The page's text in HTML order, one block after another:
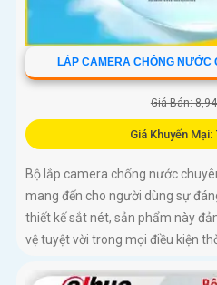
LẮP CAMERA CHÔNG NƯỚC
Giá Bán:
Giá Khuyến Mại:
Bộ lắp camera chống nước
mang đến cho người dùng sự
thiết kế sắt nét, sản phẩm này
vệ tuyệt vời trong mọi điều kiện